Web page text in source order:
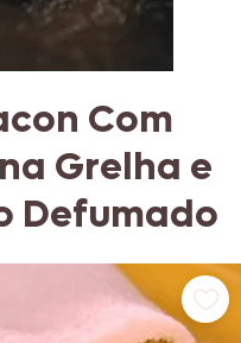
Com
Grelha e
Defumado